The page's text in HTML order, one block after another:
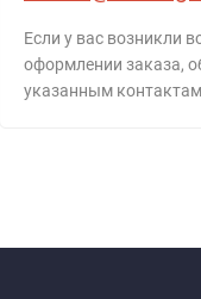
Если у вас возникли
оформлении заказа,
указанным